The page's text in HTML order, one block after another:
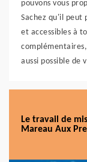
pouvons vous
Sachez qu'il peut
et accessibles à
aussi possible de
Le travail de
Mareau Aux